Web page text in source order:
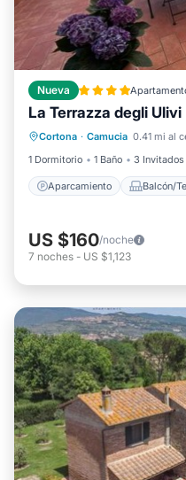
Nueva
La Terrazza degli
Cortona · Camucia 0.41 mi al
1 Dormitorio
1 Baño 3 Invitados
Aparcamiento Balcón/
Aparcamiento
Aire acondicionado
US $160/noche
7 noches - US $1,123